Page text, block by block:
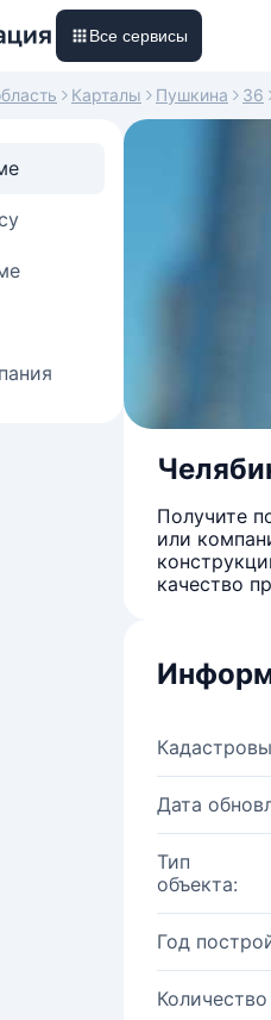
Все сервисы
Карталы Пушкина 36
Получите
или
качество
Дата
Тип
объекта:
Год